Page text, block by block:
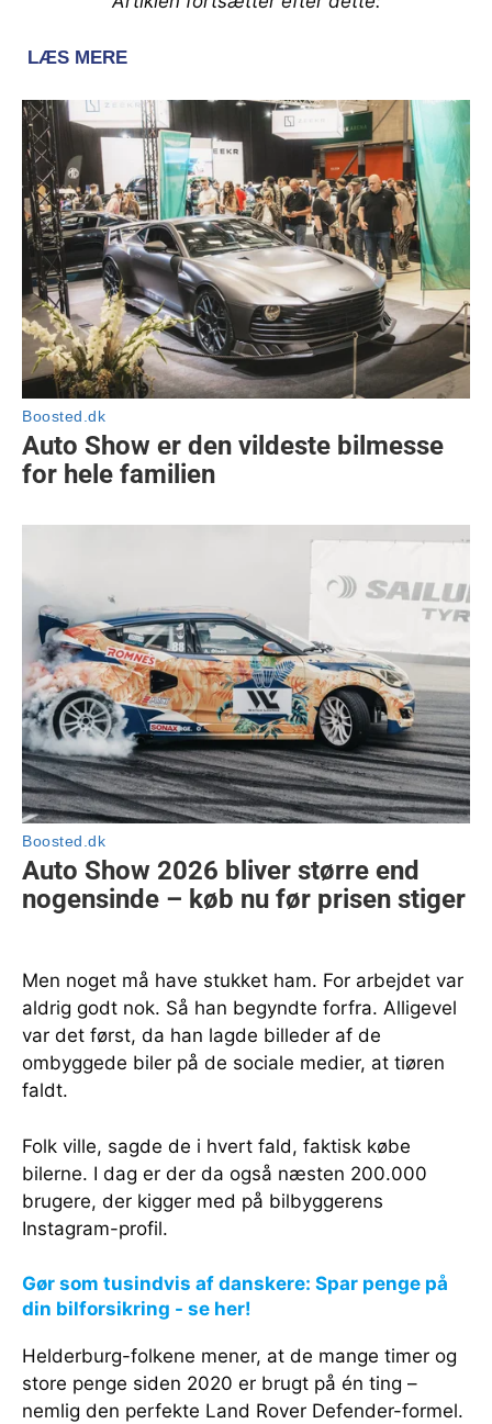
Men noget må have stukket ham. For arbejdet var
aldrig godt nok. Så han begyndte forfra. Alligevel
var det først, da han lagde billeder af de
ombyggede biler på de sociale medier, at tiøren
faldt.
Folk ville, sagde de i hvert fald, faktisk købe
bilerne. I dag er der da også næsten 200.000
brugere, der kigger med på bilbyggerens
Instagram-profil.
Gør som tusindvis af danskere: Spar penge på
din bilforsikring - se her!
Helderburg-folkene mener, at de mange timer og
store penge siden 2020 er brugt på én ting –
nemlig den perfekte Land Rover Defender-formel.